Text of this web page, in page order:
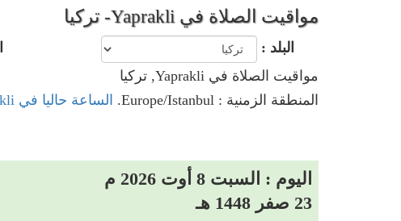
مواقيت الصلاة في Yaprakli- تركيا
البلد :
مواقيت الصلاة في Yaprakli, تركيا
المنطقة الزمنية : Europe/Istanbul.
الساعة حاليا في Yaprakli, تركيا
اليوم : السبت 8 أوت 2026 م
23 صفر 1448 هـ